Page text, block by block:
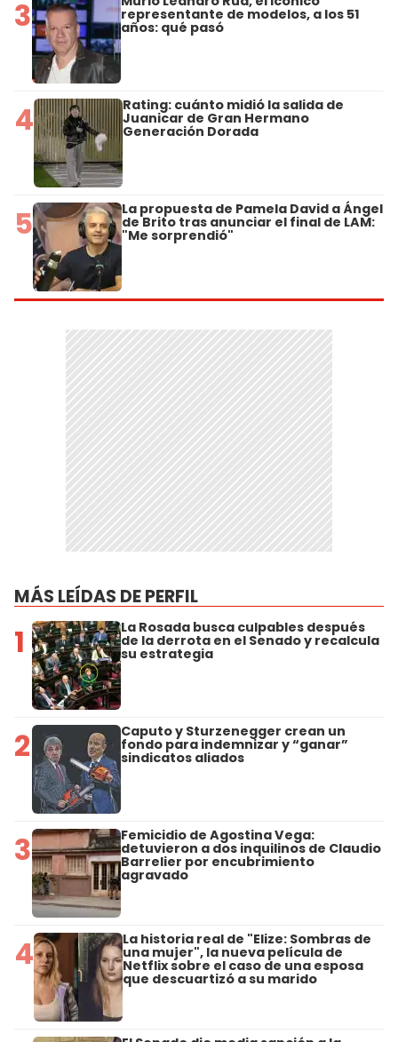
3 representante de modelos, a los 51
años: qué pasó
4 Rating: cuánto midió la salida de
Juanicar de Gran Hermano
Generación Dorada
5 La propuesta de Pamela David a Ángel
de Brito tras anunciar el final de LAM:
"Me sorprendió"
MÁS LEÍDAS DE PERFIL
1 La Rosada busca culpables después
de la derrota en el Senado y recalcula
su estrategia
2 Caputo y Sturzenegger crean un
fondo para indemnizar y “ganar”
sindicatos aliados
3 Femicidio de Agostina Vega:
detuvieron a dos inquilinos de Claudio
Barrelier por encubrimiento
agravado
4 La historia real de "Elize: Sombras de
una mujer", la nueva película de
Netflix sobre el caso de una esposa
que descuartizó a su marido